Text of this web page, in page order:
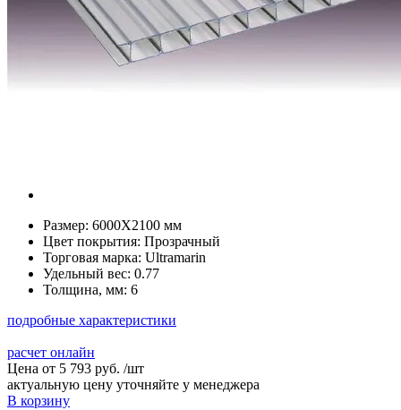
Размер: 6000Х2100 мм
Цвет покрытия: Прозрачный
Торговая марка: Ultramarin
Удельный вес: 0.77
Толщина, мм: 6
подробные характеристики
расчет онлайн
Цена от 5 793 руб. /шт
актуальную цену уточняйте у менеджера
В корзину